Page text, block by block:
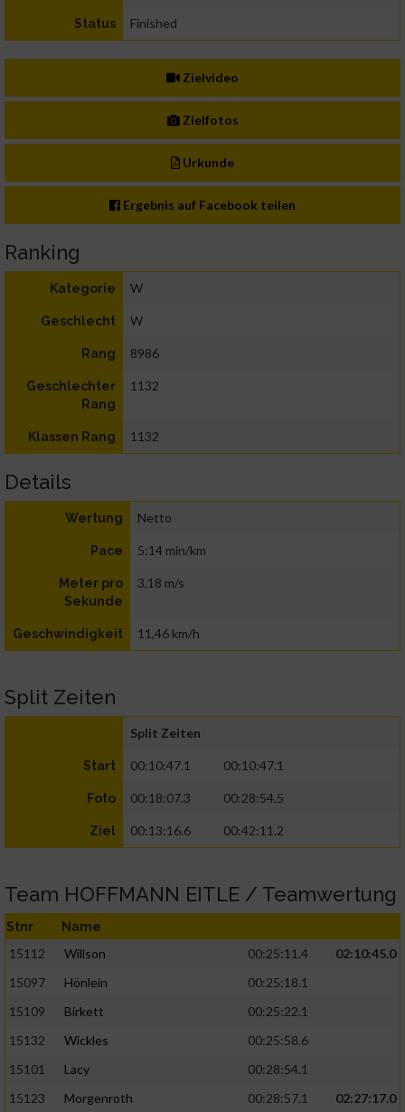
Status Finished
Zielvideo
Zielfotos
Urkunde
Ergebnis auf Facebook teilen
Ranking
Kategorie W
Geschlecht W
Rang 8986
Geschlechter
Rang
1132
Klassen Rang 1132
Details
Wertung Netto
Pace 5:14 min/km
Meter pro
Sekunde
3,18 m/s
Geschwindigkeit 11,46 km/h
Split Zeiten
Split Zeiten
Start 00:10:47.1 00:10:47.1
Foto 00:18:07.3 00:28:54.5
Ziel 00:13:16.6 00:42:11.2
Team HOFFMANN EITLE / Teamwertung
Stnr Name
15112 Willson 00:25:11.4
02:10:45.0
15097
Hönlein
00:25:18.1
15109
Birkett
00:25:22.1
15132
Wickles
00:25:58.6
15101
Lacy
00:28:54.1
15123
Morgenroth 00:28:57.1
02:27:17.0